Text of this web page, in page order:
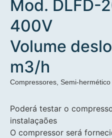
Mod. DLFD-
400V
Volume
m3/h
Compressores Semi-hermético
Poderá testar o
instalaçaões
O compressor será